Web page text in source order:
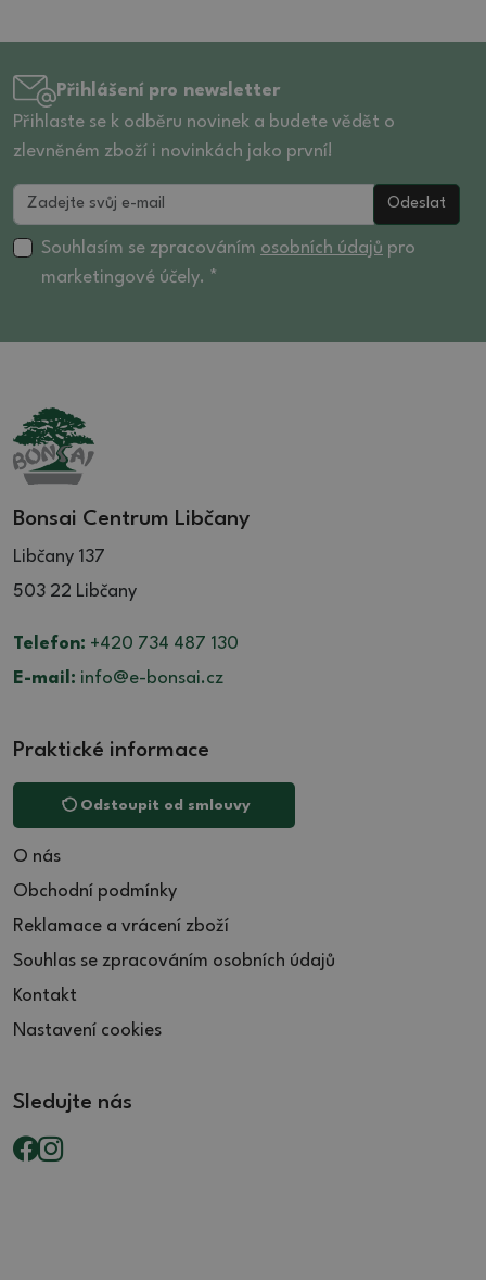
Přihlášení pro newsletter
Přihlaste se k odběru novinek a budete vědět o
zlevněném zboží i novinkách jako první!
Odeslat
Souhlasím se zpracováním osobních údajů pro
marketingové účely. *
Bonsai Centrum Libčany
Libčany 137
503 22 Libčany
Telefon: +420 734 487 130
E-mail: info@e-bonsai.cz
Praktické informace
Odstoupit od smlouvy
O nás
Obchodní podmínky
Reklamace a vrácení zboží
Souhlas se zpracováním osobních údajů
Kontakt
Nastavení cookies
Sledujte nás